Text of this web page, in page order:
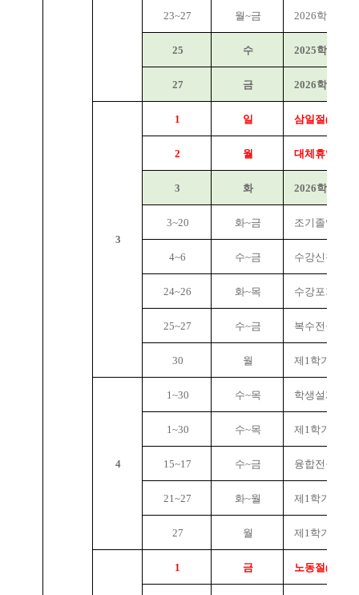
23~27 월~금 2026학년도
25 수 2025학년도
27 금 2026학년도
3
1 일 삼일절(공휴
2 월 대체휴일
3 화 2026학년도
3~20 화~금 조기졸업 신청
4~6 수~금 수강신청 정
24~26 화~목 수강포기 신청
25~27 수~금 복수전공 신청
30 월 제1학기 1/4
4
1~30 수~목 학생설계전공
1~30 수~목 제1학기 미래
15~17 수~금 융합전공 신청
21~27 화~월 제1학기 중간
27 월 제1학기 1/2
1 금 노동절(법정